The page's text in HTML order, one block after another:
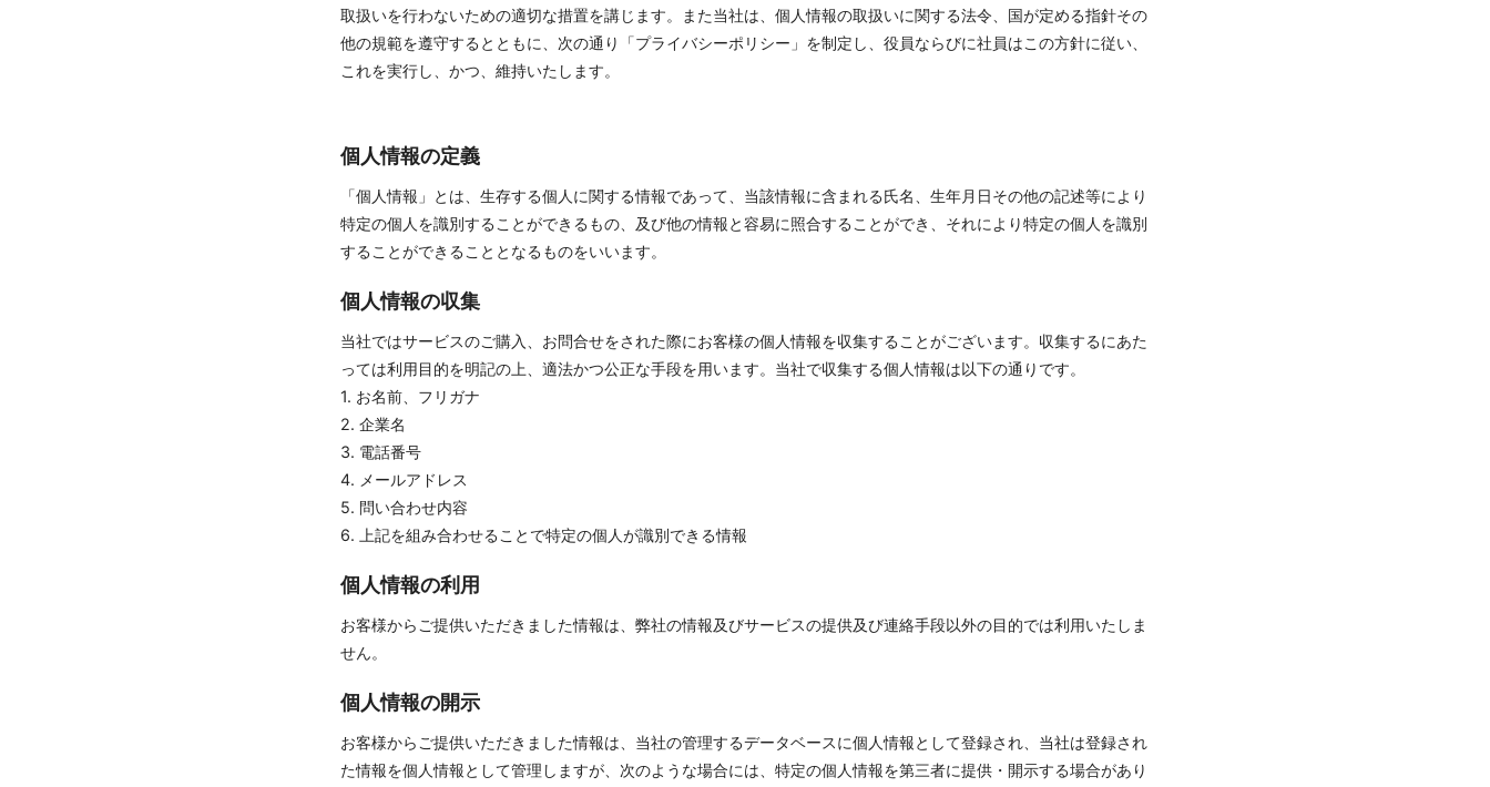
取扱いを行わないための適切な措置を講じます。また当社は、個人情報の取扱いに関する法令、国が定める指針その
他の規範を遵守するとともに、次の通り「プライバシーポリシー」を制定し、役員ならびに社員はこの方針に従い、
これを実行し、かつ、維持いたします。
個人情報の定義
「個人情報」とは、生存する個人に関する情報であって、当該情報に含まれる氏名、生年月日その他の記述等により
特定の個人を識別することができるもの、及び他の情報と容易に照合することができ、それにより特定の個人を識別
することができることとなるものをいいます。
個人情報の収集
当社ではサービスのご購入、お問合せをされた際にお客様の個人情報を収集することがございます。収集するにあた
っては利用目的を明記の上、適法かつ公正な手段を用います。当社で収集する個人情報は以下の通りです。
1. お名前、フリガナ
2. 企業名
3. 電話番号
4. メールアドレス
5. 問い合わせ内容
6. 上記を組み合わせることで特定の個人が識別できる情報
個人情報の利用
お客様からご提供いただきました情報は、弊社の情報及びサービスの提供及び連絡手段以外の目的では利用いたしま
せん。
個人情報の開示
お客様からご提供いただきました情報は、当社の管理するデータベースに個人情報として登録され、当社は登録され
た情報を個人情報として管理しますが、次のような場合には、特定の個人情報を第三者に提供・開示する場合があり